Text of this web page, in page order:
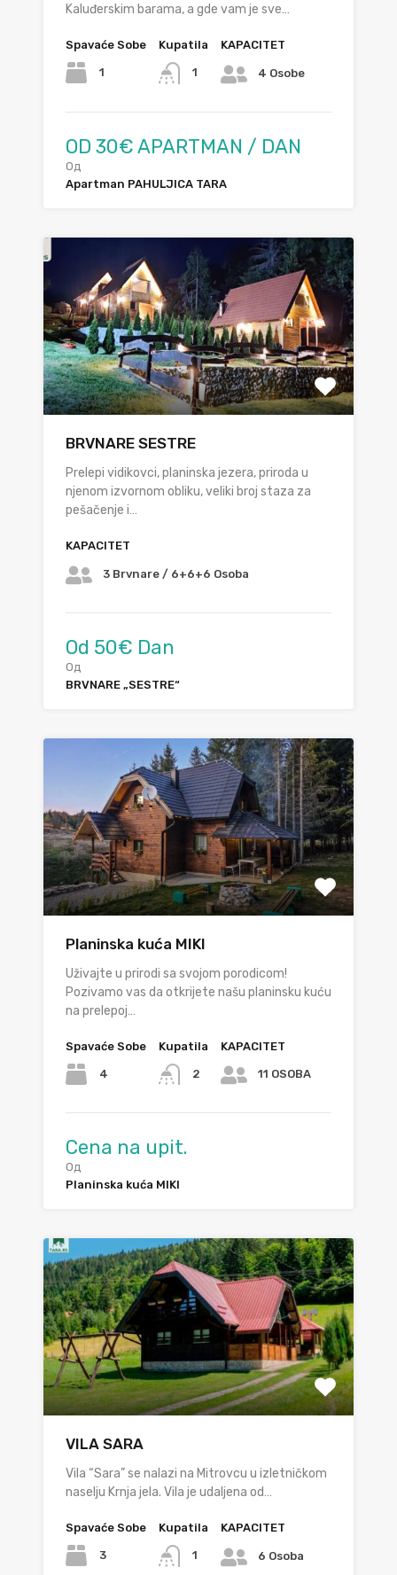
Kaluđerskim barama, a gde vam je sve…
Spavaće Sobe
1
Kupatila
1
KAPACITET
4 Osobe
OD 30€ APARTMAN / DAN
Од
Apartman PAHULJICA TARA
BRVNARE SESTRE
Prelepi vidikovci, planinska jezera, priroda u
njenom izvornom obliku, veliki broj staza za
pešačenje i…
KAPACITET
3 Brvnare / 6+6+6 Osoba
Od 50€ Dan
Од
BRVNARE „SESTRE“
Planinska kuća MIKI
Uživajte u prirodi sa svojom porodicom!
Pozivamo vas da otkrijete našu planinsku kuću
na prelepoj…
Spavaće Sobe
4
Kupatila
2
KAPACITET
11 OSOBA
Cena na upit.
Од
Planinska kuća MIKI
VILA SARA
Vila “Sara” se nalazi na Mitrovcu u izletničkom
naselju Krnja jela. Vila je udaljena od…
Spavaće Sobe
3
Kupatila
1
KAPACITET
6 Osoba